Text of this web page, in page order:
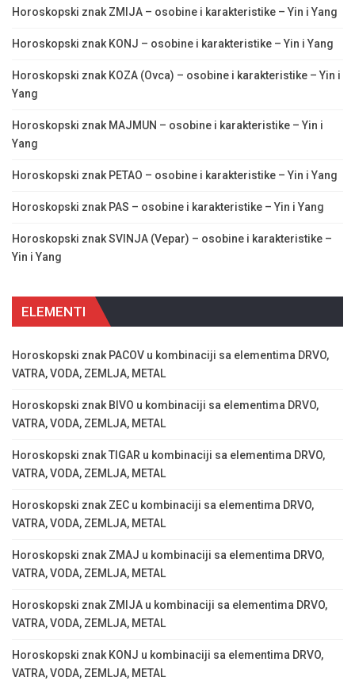
Horoskopski znak ZMIJA – osobine i karakteristike – Yin i Yang
Horoskopski znak KONJ – osobine i karakteristike – Yin i Yang
Horoskopski znak KOZA (Ovca) – osobine i karakteristike – Yin i
Yang
Horoskopski znak MAJMUN – osobine i karakteristike – Yin i
Yang
Horoskopski znak PETAO – osobine i karakteristike – Yin i Yang
Horoskopski znak PAS – osobine i karakteristike – Yin i Yang
Horoskopski znak SVINJA (Vepar) – osobine i karakteristike –
Yin i Yang
ELEMENTI
Horoskopski znak PACOV u kombinaciji sa elementima DRVO,
VATRA, VODA, ZEMLJA, METAL
Horoskopski znak BIVO u kombinaciji sa elementima DRVO,
VATRA, VODA, ZEMLJA, METAL
Horoskopski znak TIGAR u kombinaciji sa elementima DRVO,
VATRA, VODA, ZEMLJA, METAL
Horoskopski znak ZEC u kombinaciji sa elementima DRVO,
VATRA, VODA, ZEMLJA, METAL
Horoskopski znak ZMAJ u kombinaciji sa elementima DRVO,
VATRA, VODA, ZEMLJA, METAL
Horoskopski znak ZMIJA u kombinaciji sa elementima DRVO,
VATRA, VODA, ZEMLJA, METAL
Horoskopski znak KONJ u kombinaciji sa elementima DRVO,
VATRA, VODA, ZEMLJA, METAL